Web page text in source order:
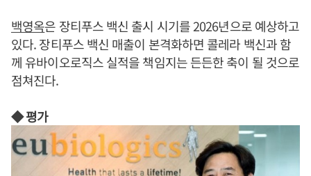
백영옥은 장티푸스 백신 출시 시기를 2026년으로 예상하고
있다. 장티푸스 백신 매출이 본격화하면 콜레라 백신과 함
께 유바이오로직스 실적을 책임지는 든든한 축이 될 것으로
점쳐진다.
◆ 평가